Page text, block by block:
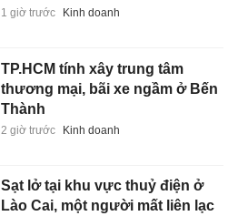
1 giờ trước Kinh doanh
TP.HCM tính xây trung tâm
thương mại, bãi xe ngầm ở Bến
Thành
2 giờ trước Kinh doanh
Sạt lở tại khu vực thuỷ điện ở
Lào Cai, một người mất liên lạc